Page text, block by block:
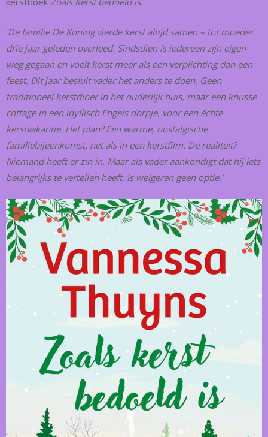
‘De familie De Koning vierde kerst altijd samen – tot moeder
drie jaar geleden overleed. Sindsdien is iedereen zijn eigen
weg gegaan en voelt kerst meer als een verplichting dan een
feest. Dit jaar besluit vader het anders te doen. Geen
traditioneel kerstdiner in het ouderlijk huis, maar een knusse
cottage in een idyllisch Engels dorpje, voor een échte
kerstvakantie. Het plan? Een warme, nostalgische
familiebijeenkomst, net als in een kerstfilm. De realiteit?
Niemand heeft er zin in. Maar als vader aankondigt dat hij iets
belangrijks te vertellen heeft, is weigeren geen optie.’